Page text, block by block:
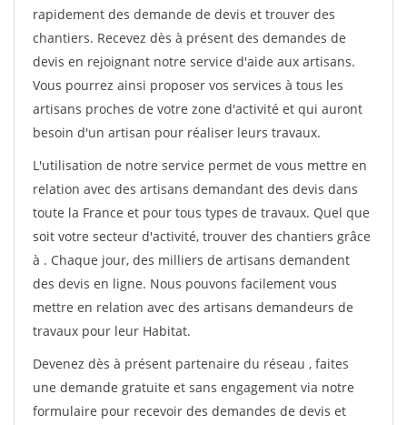
rapidement des demande de devis et trouver des
chantiers. Recevez dès à présent des demandes de
devis en rejoignant notre service d'aide aux artisans.
Vous pourrez ainsi proposer vos services à tous les
artisans proches de votre zone d'activité et qui auront
besoin d'un artisan pour réaliser leurs travaux.
L'utilisation de notre service permet de vous mettre en
relation avec des artisans demandant des devis dans
toute la France et pour tous types de travaux. Quel que
soit votre secteur d'activité, trouver des chantiers grâce
à . Chaque jour, des milliers de artisans demandent
des devis en ligne. Nous pouvons facilement vous
mettre en relation avec des artisans demandeurs de
travaux pour leur Habitat.
Devenez dès à présent partenaire du réseau , faites
une demande gratuite et sans engagement via notre
formulaire pour recevoir des demandes de devis et